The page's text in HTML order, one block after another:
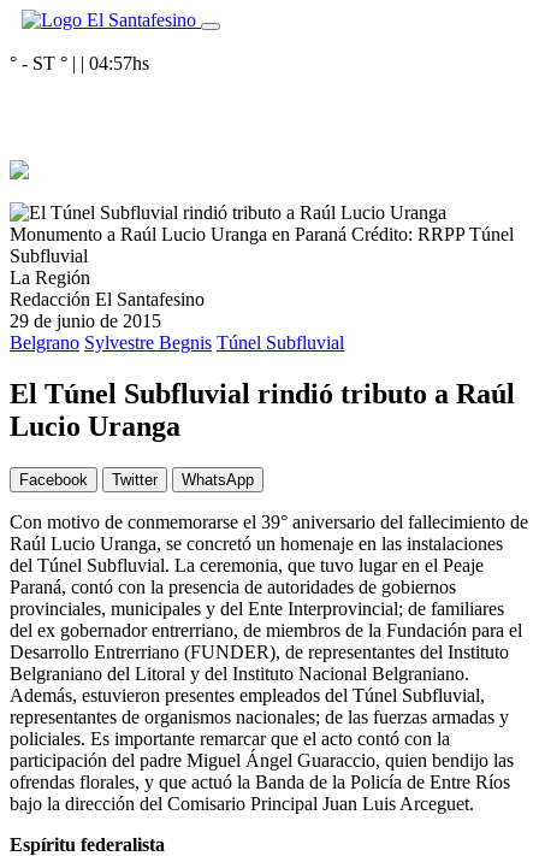
° - ST ° | | 04:57hs
Monumento a Raúl Lucio Uranga en Paraná Crédito: RRPP Túnel
Subfluvial
La Región
Redacción El Santafesino
29 de junio de 2015
Belgrano Sylvestre Begnis Túnel Subfluvial
El Túnel Subfluvial rindió tributo a Raúl
Lucio Uranga
Facebook Twitter WhatsApp
Con motivo de conmemorarse el 39° aniversario del fallecimiento de
Raúl Lucio Uranga, se concretó un homenaje en las instalaciones
del Túnel Subfluvial. La ceremonia, que tuvo lugar en el Peaje
Paraná, contó con la presencia de autoridades de gobiernos
provinciales, municipales y del Ente Interprovincial; de familiares
del ex gobernador entrerriano, de miembros de la Fundación para el
Desarrollo Entrerriano (FUNDER), de representantes del Instituto
Belgraniano del Litoral y del Instituto Nacional Belgraniano.
Además, estuvieron presentes empleados del Túnel Subfluvial,
representantes de organismos nacionales; de las fuerzas armadas y
policiales. Es importante remarcar que el acto contó con la
participación del padre Miguel Ángel Guaraccio, quien bendijo las
ofrendas florales, y que actuó la Banda de la Policía de Entre Ríos
bajo la dirección del Comisario Principal Juan Luis Arceguet.
Espíritu federalista